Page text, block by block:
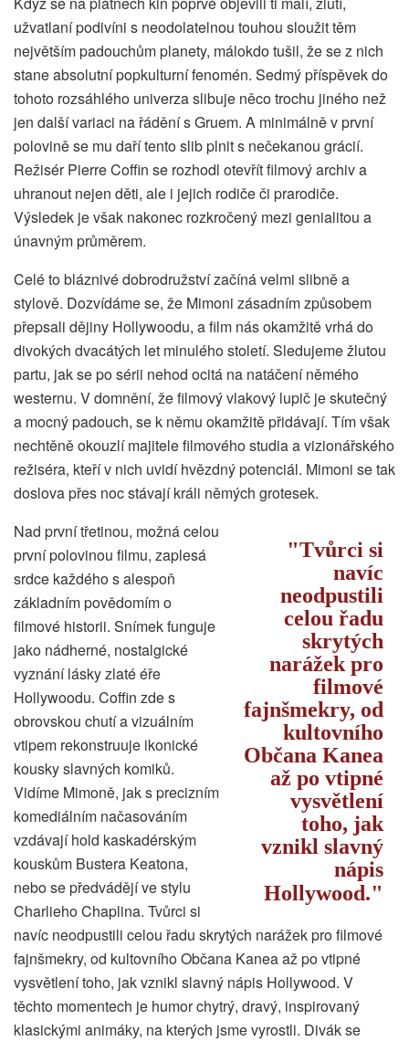
užvatlaní podivíni s neodolatelnou touhou sloužit těm
největším padouchům planety, málokdo tušil, že se z nich
stane absolutní popkulturní fenomén. Sedmý příspěvek do
tohoto rozsáhlého univerza slibuje něco trochu jiného než
jen další variaci na řádění s Gruem. A minimálně v první
polovině se mu daří tento slib plnit s nečekanou grácií.
Režisér Pierre Coffin se rozhodl otevřít filmový archiv a
uhranout nejen děti, ale i jejich rodiče či prarodiče.
Výsledek je však nakonec rozkročený mezi genialitou a
únavným průměrem.
Celé to bláznivé dobrodružství začíná velmi slibně a
stylově. Dozvídáme se, že Mimoni zásadním způsobem
přepsali dějiny Hollywoodu, a film nás okamžitě vrhá do
divokých dvacátých let minulého století. Sledujeme žlutou
partu, jak se po sérii nehod ocitá na natáčení němého
westernu. V domnění, že filmový vlakový lupič je skutečný
a mocný padouch, se k němu okamžitě přidávají. Tím však
nechtěně okouzlí majitele filmového studia a vizionářského
režiséra, kteří v nich uvidí hvězdný potenciál. Mimoni se tak
doslova přes noc stávají králi němých grotesek.
Tvůrci si
navíc
neodpustili
celou řadu
skrytých
narážek pro
filmové
fajnšmekry, od
kultovního
Občana Kanea
až po vtipné
vysvětlení
toho, jak
vznikl slavný
nápis
Hollywood.
Nad první třetinou, možná celou
první polovinou filmu, zaplesá
srdce každého s alespoň
základním povědomím o
filmové historii. Snímek funguje
jako nádherné, nostalgické
vyznání lásky zlaté éře
Hollywoodu. Coffin zde s
obrovskou chutí a vizuálním
vtipem rekonstruuje ikonické
kousky slavných komiků.
Vidíme Mimoně, jak s precizním
komediálním načasováním
vzdávají hold kaskadérským
kouskům Bustera Keatona,
nebo se předvádějí ve stylu
Charlieho Chaplina. Tvůrci si
navíc neodpustili celou řadu skrytých narážek pro filmové
fajnšmekry, od kultovního Občana Kanea až po vtipné
vysvětlení toho, jak vznikl slavný nápis Hollywood. V
těchto momentech je humor chytrý, dravý, inspirovaný
klasickými animáky, na kterých jsme vyrostli. Divák se